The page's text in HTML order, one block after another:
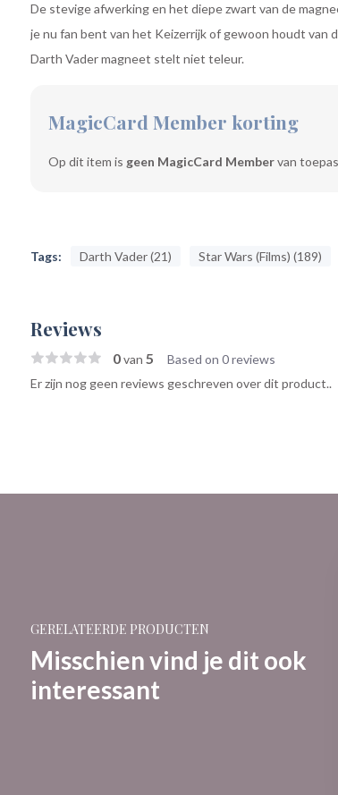
De stevige afwerking en het diepe zwart van de
je nu fan bent van het Keizerrijk of gewoon houdt van
Darth Vader magneet stelt niet teleur.
MagicCard Member korting
Op dit item is geen MagicCard Membervan
Tags: Darth Vader (21) Star Wars (Films) (189)
Reviews
0van 5 Based on 0 reviews
Er zijn nog geen reviews geschreven over dit product..
GERELATEERDE PRODUCTEN
Misschien vind je dit ook
interessant